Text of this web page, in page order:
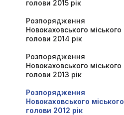
голови 2015 рік
Розпорядження
Новокаховського міського
голови 2014 рік
Розпорядження
Новокаховського міського
голови 2013 рік
Розпорядження
Новокаховського міського
голови 2012 рік